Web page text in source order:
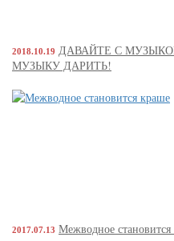
2018.10.19 ДАВАЙТЕ С
МУЗЫКУ ДАРИТЬ!
2017.07.13 Межводное